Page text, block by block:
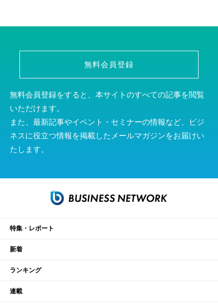
無料会員登録
無料会員登録をすると、本サイトのすべての記事を閲覧
いただけます。
また、最新記事やイベント・セミナーの情報など、ビジ
ネスに役立つ情報を掲載したメールマガジンをお届けい
たします。
特集・レポート
新着
ランキング
連載